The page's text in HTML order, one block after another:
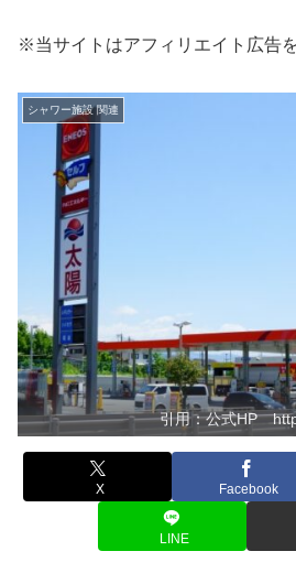
※当サイトはアフィリエイト広告
シャワー施設 関連
引用：公式HP
X Facebook
LINE